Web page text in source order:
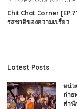
Chit Chat Corner
รสชาติของความเปรี้ยว
Latest Posts
หน่ว
ถ่าย
สำนั